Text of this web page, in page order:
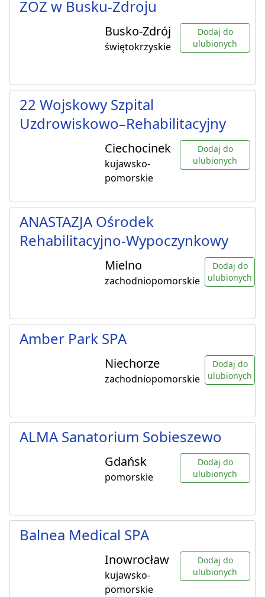
ZOZ w Busku-Zdroju
Busko-Zdrój
świętokrzyskie
Dodaj do
ulubionych
22 Wojskowy Szpital
Uzdrowiskowo–Rehabilitacyjny
Ciechocinek
kujawsko-
pomorskie
Dodaj do
ulubionych
ANASTAZJA Ośrodek
Rehabilitacyjno-Wypoczynkowy
Mielno
zachodniopomorskie
Dodaj do
ulubionych
Amber Park SPA
Niechorze
zachodniopomorskie
Dodaj do
ulubionych
ALMA Sanatorium Sobieszewo
Gdańsk
pomorskie
Dodaj do
ulubionych
Balnea Medical SPA
Inowrocław
kujawsko-
pomorskie
Dodaj do
ulubionych